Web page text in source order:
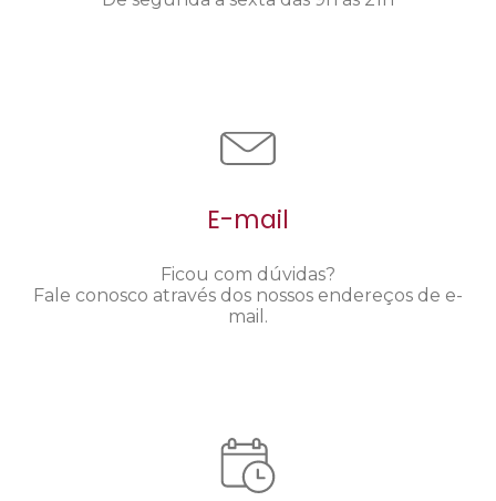
E-mail
Ficou com dúvidas?
Fale conosco através dos nossos endereços de e-
mail.